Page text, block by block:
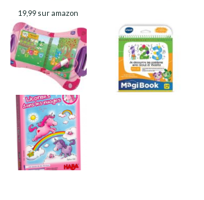
19,99 sur amazon